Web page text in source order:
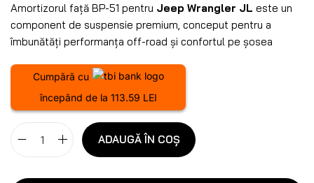
Amortizorul față BP-51 pentru Jeep Wrangler JL este un
component de suspensie premium, conceput pentru a
îmbunătăți performanța off-road și confortul pe șosea
Cumpără cu
începând de la 113.59 LEI
ADAUGĂ ÎN COȘ